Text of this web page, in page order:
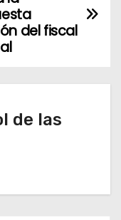
del fiscal
de las